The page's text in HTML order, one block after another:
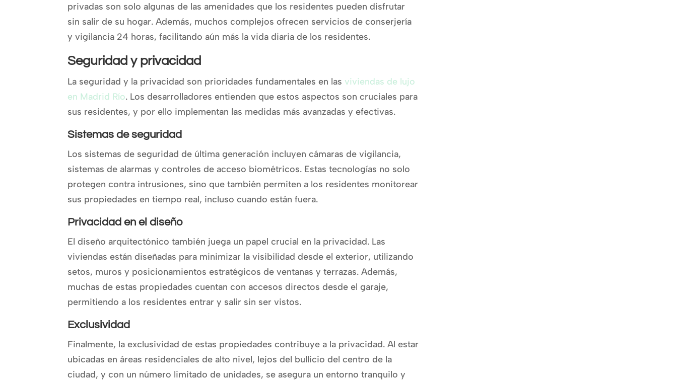
privadas son solo algunas de las amenidades que los residentes pueden disfrutar
sin salir de su hogar. Además, muchos complejos ofrecen servicios de conserjería
y vigilancia 24 horas, facilitando aún más la vida diaria de los residentes.
Seguridad y privacidad
La seguridad y la privacidad son prioridades fundamentales en las viviendas de lujo
en Madrid Río. Los desarrolladores entienden que estos aspectos son cruciales para
sus residentes, y por ello implementan las medidas más avanzadas y efectivas.
Sistemas de seguridad
Los sistemas de seguridad de última generación incluyen cámaras de vigilancia,
sistemas de alarmas y controles de acceso biométricos. Estas tecnologías no solo
protegen contra intrusiones, sino que también permiten a los residentes monitorear
sus propiedades en tiempo real, incluso cuando están fuera.
Privacidad en el diseño
El diseño arquitectónico también juega un papel crucial en la privacidad. Las
viviendas están diseñadas para minimizar la visibilidad desde el exterior, utilizando
setos, muros y posicionamientos estratégicos de ventanas y terrazas. Además,
muchas de estas propiedades cuentan con accesos directos desde el garaje,
permitiendo a los residentes entrar y salir sin ser vistos.
Exclusividad
Finalmente, la exclusividad de estas propiedades contribuye a la privacidad. Al estar
ubicadas en áreas residenciales de alto nivel, lejos del bullicio del centro de la
ciudad, y con un número limitado de unidades, se asegura un entorno tranquilo y